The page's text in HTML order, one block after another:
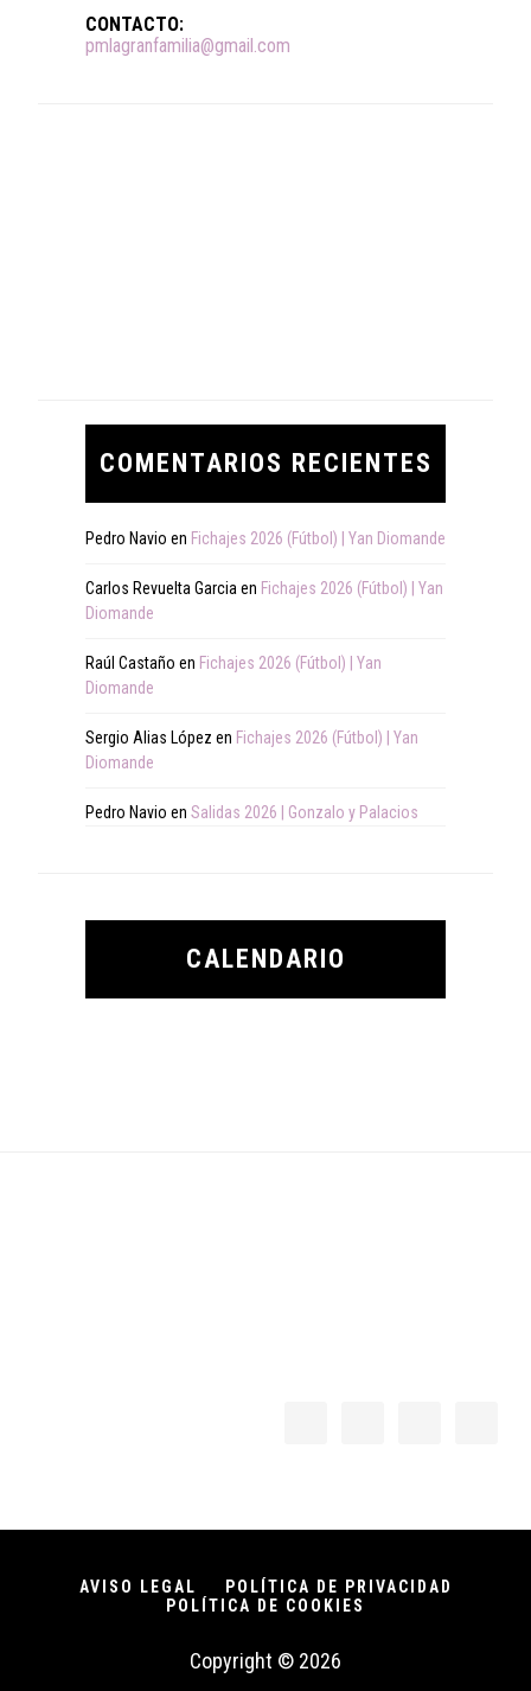
CONTACTO:
pmlagranfamilia@gmail.com
COMENTARIOS RECIENTES
Pedro Navio en Fichajes 2026 (Fútbol) | Yan Diomande
Carlos Revuelta Garcia en Fichajes 2026 (Fútbol) | Yan
Diomande
Raúl Castaño en Fichajes 2026 (Fútbol) | Yan
Diomande
Sergio Alias López en Fichajes 2026 (Fútbol) | Yan
Diomande
Pedro Navio en Salidas 2026 | Gonzalo y Palacios
CALENDARIO
AVISO LEGAL
POLÍTICA DE PRIVACIDAD
POLÍTICA DE COOKIES
Copyright © 2026